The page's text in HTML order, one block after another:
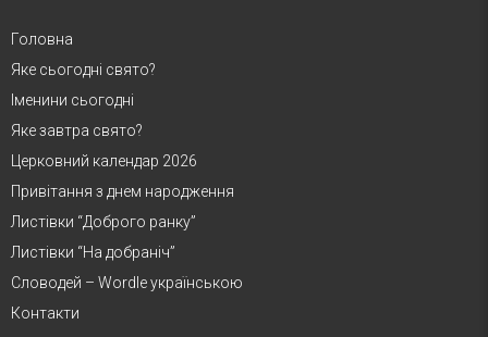
Головна
Яке сьогодні свято?
Іменини сьогодні
Яке завтра свято?
Церковний календар 2026
Привітання з днем народження
Листівки “Доброго ранку”
Листівки “На добраніч”
Словодей – Wordle українською
Контакти